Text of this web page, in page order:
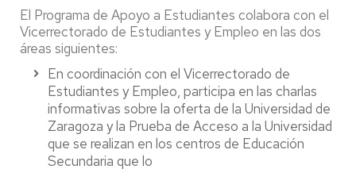
El Programa de Apoyo a Estudiantes colabora con el
Vicerrectorado de Estudiantes y Empleo en las dos
áreas siguientes:
En coordinación con el Vicerrectorado de
Estudiantes y Empleo, participa en las charlas
informativas sobre la oferta de la Universidad de
Zaragoza y la Prueba de Acceso a la Universidad
que se realizan en los centros de Educación
Secundaria que lo